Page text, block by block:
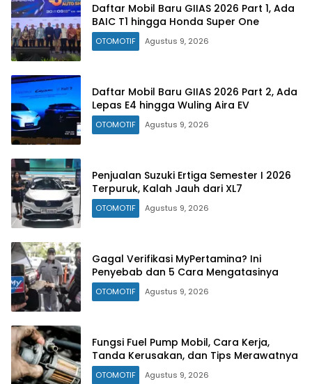
Daftar Mobil Baru GIIAS 2026 Part 1, Ada
BAIC T1 hingga Honda Super One
OTOMOTIF Agustus 9, 2026
Daftar Mobil Baru GIIAS 2026 Part 2, Ada
Lepas E4 hingga Wuling Aira EV
OTOMOTIF Agustus 9, 2026
Penjualan Suzuki Ertiga Semester I 2026
Terpuruk, Kalah Jauh dari XL7
OTOMOTIF Agustus 9, 2026
Gagal Verifikasi MyPertamina? Ini
Penyebab dan 5 Cara Mengatasinya
OTOMOTIF Agustus 9, 2026
Fungsi Fuel Pump Mobil, Cara Kerja,
Tanda Kerusakan, dan Tips Merawatnya
OTOMOTIF Agustus 9, 2026